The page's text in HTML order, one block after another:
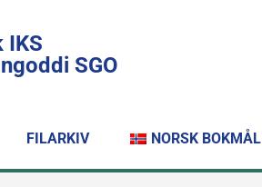
IKS
SGO
FILARKIV NORSK BOKMÅL